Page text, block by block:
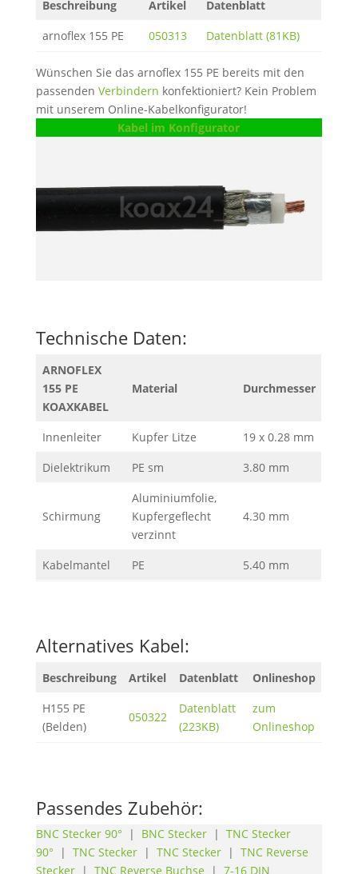
Beschreibung Artikel
Datenblatt
arnoflex 155 PE
050313 Datenblatt (81KB)
Wünschen Sie das arnoflex 155 PE bereits mit den
passenden Verbindern konfektioniert? Kein Problem
mit unserem Online-Kabelkonfigurator!
Kabel im Konfigurator
Technische Daten:
ARNOFLEX
155 PE
KOAXKABEL
Material Durchmesser
Innenleiter Kupfer Litze
19 x 0.28 mm
Dielektrikum
PE sm 3.80 mm
Schirmung
Aluminiumfolie,
Kupfergeflecht
verzinnt
4.30 mm
Kabelmantel PE 5.40 mm
Alternatives Kabel:
Beschreibung Artikel Datenblatt
Onlineshop
H155 PE
(Belden)
050322
Datenblatt
(223KB)
zum
Onlineshop
Passendes Zubehör:
BNC Stecker 90° | BNC Stecker| TNC Stecker
90° | TNC Stecker| TNC Stecker| TNC Reverse
Stecker| TNC Reverse Buchse | 7-16 DIN